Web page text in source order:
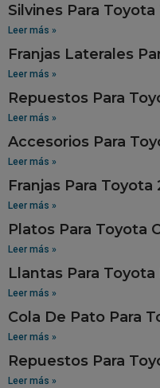
Silvines Para
Leer más »
Franjas Laterales
Leer más »
Repuestos Para
Leer más »
Accesorios Para
Leer más »
Franjas Para Toyota
Leer más »
Platos Para Toyota
Leer más »
Llantas Para Toyota
Leer más »
Cola De Pato Para
Leer más »
Repuestos Para
Leer más »